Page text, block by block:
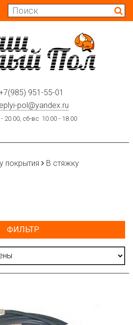
951-55-01
pol@yandex.ru
20.00, сб-вс 10.00 - 18.00
покрытия В стяжку
ФИЛЬТР